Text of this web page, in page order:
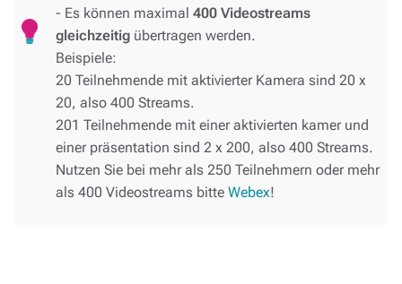
- Es können maximal 400 Videostreams
gleichzeitig übertragen werden.
Beispiele:
20 Teilnehmende mit aktivierter Kamera sind 20 x
20, also 400 Streams.
201 Teilnehmende mit einer aktivierten kamer und
einer präsentation sind 2 x 200, also 400 Streams.
Nutzen Sie bei mehr als 250 Teilnehmern oder mehr
als 400 Videostreams bitte Webex!